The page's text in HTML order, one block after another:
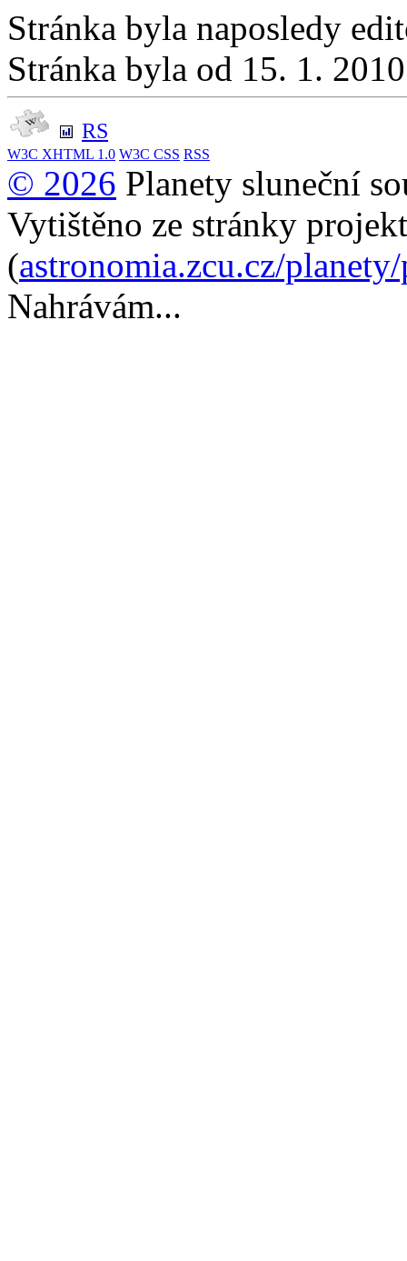
Stránka byla naposledy
Stránka byla od 15. 1.
RS
W3C XHTML 1.0 W3C CSS RSS
© 2026 Planety sluneční
Vytištěno ze stránky
(astronomia.zcu.cz/
Nahrávám...